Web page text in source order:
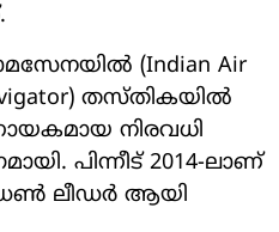
(Indian Air
തസ്തികയിൽ
നിരവധി
പിന്നീട് 2014-ലാണ്
ലീഡർ ആയി